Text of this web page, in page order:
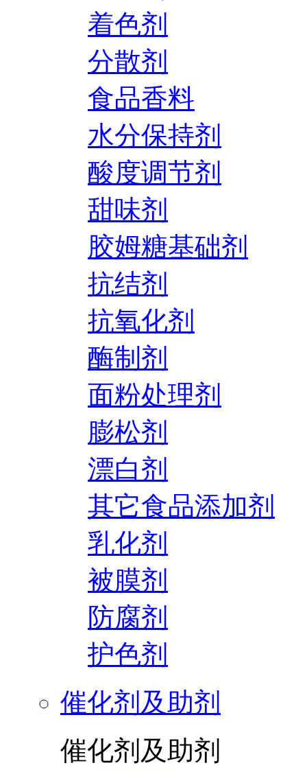
着色剂
分散剂
食品香料
水分保持剂
酸度调节剂
甜味剂
胶姆糖基础剂
抗结剂
抗氧化剂
酶制剂
面粉处理剂
膨松剂
漂白剂
其它食品添加剂
乳化剂
被膜剂
防腐剂
护色剂
催化剂及助剂
催化剂及助剂